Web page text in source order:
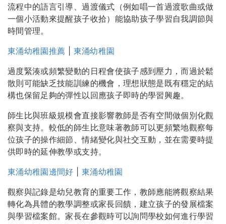
流程中的語言引導、過渡儀式（例如唱一首過渡歌曲或做
一個小活動來提醒孩子收拾）能協助孩子學習自我調節與
時間管理。
東涌幼稚園推薦
東涌幼稚園
過度緊湊或頻繁變動的日程會使孩子感到壓力，而過於鬆
散則可能缺乏技能訓練的機會，理想狀態是既有穩定的結
構也保留足夠的彈性以回應孩子即時的學習興趣。
師生比與班級規模會直接影響教師是否有空間做個別化觀
察與支持。較低的師生比意味著教師可以更頻繁地觀察每
位孩子的操作細節、情緒變化與社交互動，並在需要時提
供即時的延伸教學或支持。
東涌幼稚園邊間好
東涌幼稚園
觀察與記錄是幼兒教育的重要工作，教師應能將觀察結果
轉化為具體的教學調整或家長回饋，建立孩子的發展檔案
與學習檔案館。家長在參觀時可以詢問學校如何進行學習